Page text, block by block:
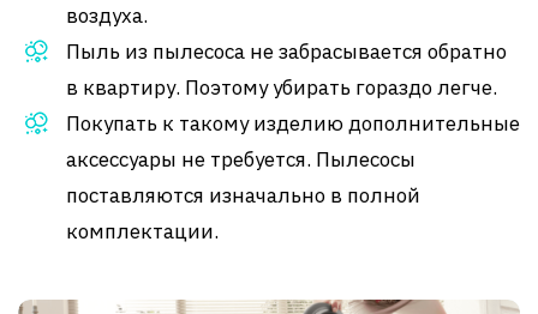
воздуха.
Пыль из пылесоса не забрасывается обратно
в квартиру. Поэтому убирать гораздо легче.
Покупать к такому изделию дополнительные
аксессуары не требуется. Пылесосы
поставляются изначально в полной
комплектации.